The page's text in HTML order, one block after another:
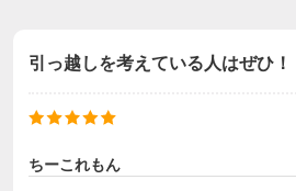
引っ越しを考えている人はぜひ！
ちーこれもん